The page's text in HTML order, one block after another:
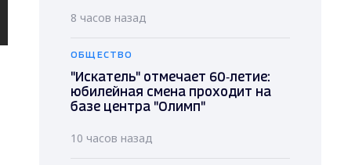
8 часов назад
ОБЩЕСТВО
"Искатель" отмечает 60‑летие:
юбилейная смена проходит на
базе центра "Олимп"
10 часов назад